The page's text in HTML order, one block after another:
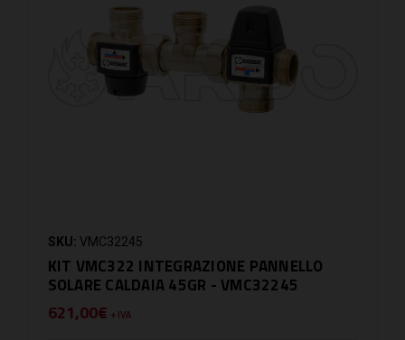
SKU: VMC32245
KIT VMC322 INTEGRAZIONE PANNELLO
SOLARE CALDAIA 45GR - VMC32245
621,00€ + IVA